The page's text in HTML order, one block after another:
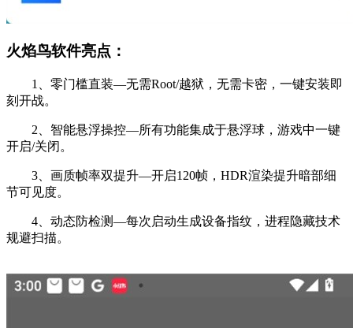
火焰鸟软件亮点：
1、零门槛直装—无需Root/越狱，无需卡密，一键安装即
刻开战。
2、智能悬浮操控—所有功能集成于悬浮球，游戏中一键
开启/关闭。
3、画质帧率双提升—开启120帧，HDR渲染提升暗部细
节可见度。
4、动态防检测—每次启动生成设备指纹，进程隐藏技术
规避扫描。